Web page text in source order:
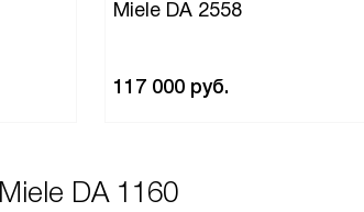
Miele DA 2558
117 000 руб.
Miele DA 1160